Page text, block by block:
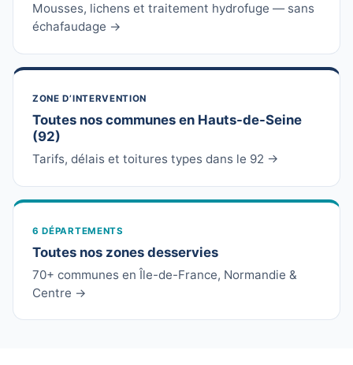
Mousses, lichens et traitement hydrofuge — sans
échafaudage →
ZONE D’INTERVENTION
Toutes nos communes en Hauts-de-Seine
(92)
Tarifs, délais et toitures types dans le 92 →
6 DÉPARTEMENTS
Toutes nos zones desservies
70+ communes en Île-de-France, Normandie &
Centre →